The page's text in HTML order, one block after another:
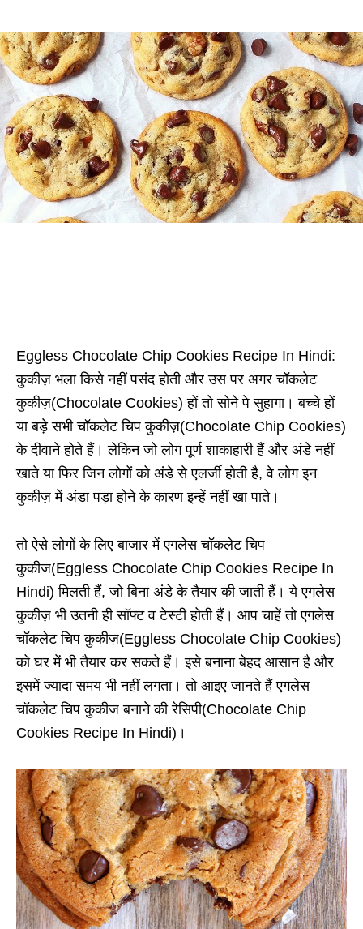
Eggless Chocolate Chip Cookies Recipe In Hindi:
कुकीज़ भला किसे नहीं पसंद होती और उस पर अगर चॉकलेट
कुकीज़(Chocolate Cookies) हों तो सोने पे सुहागा। बच्चे हों
या बड़े सभी चॉकलेट चिप कुकीज़(Chocolate Chip Cookies)
के दीवाने होते हैं। लेकिन जो लोग पूर्ण शाकाहारी हैं और अंडे नहीं
खाते या फिर जिन लोगों को अंडे से एलर्जी होती है, वे लोग इन
कुकीज़ में अंडा पड़ा होने के कारण इन्हें नहीं खा पाते।
तो ऐसे लोगों के लिए बाजार में एगलेस चॉकलेट चिप
कुकीज(Eggless Chocolate Chip Cookies Recipe In
Hindi) मिलती हैं, जो बिना अंडे के तैयार की जाती हैं। ये एगलेस
कुकीज़ भी उतनी ही सॉफ्ट व टेस्टी होती हैं। आप चाहें तो एगलेस
चॉकलेट चिप कुकीज़(Eggless Chocolate Chip Cookies)
को घर में भी तैयार कर सकते हैं। इसे बनाना बेहद आसान है और
इसमें ज्यादा समय भी नहीं लगता। तो आइए जानते हैं एगलेस
चॉकलेट चिप कुकीज बनाने की रेसिपी(Chocolate Chip
Cookies Recipe In Hindi)।